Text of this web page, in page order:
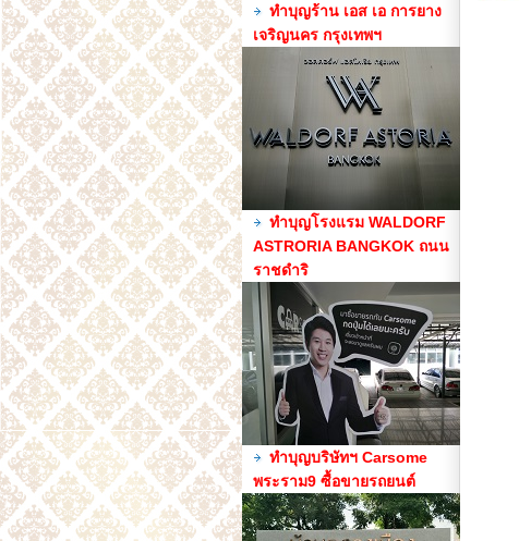
ทำบุญร้าน เอส เอ การยาง
เจริญนคร กรุงเทพฯ
ทำบุญโรงแรม WALDORF
ASTRORIA BANGKOK ถนน
ราชดำริ
ทำบุญบริษัทฯ Carsome
พระราม9 ซื้อขายรถยนต์